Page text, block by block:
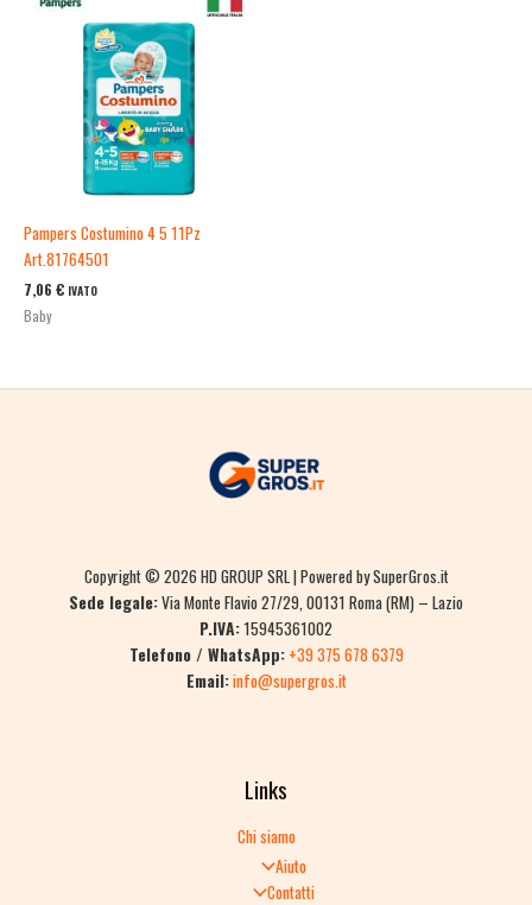
Pampers Costumino 4 5 11Pz
Art.81764501
7,06 € IVATO
Baby
Copyright © 2026 HD GROUP SRL | Powered by SuperGros.it
Sede legale:Via Monte Flavio 27/29, 00131 Roma (RM) – Lazio
P.IVA:15945361002
Telefono / WhatsApp: +39 375 678 6379
Email:info@supergros.it
Links
Chi siamo
Aiuto
Contatti